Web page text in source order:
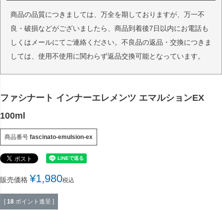
商品の品質につきましては、万全を期しておりますが、万一不
良・破損などがございましたら、商品到着後7日以内にお電話も
しくはメールにてご連絡ください。不良品の返品・交換につきま
しては、使用不使用に関わらず返品交換可能となっています。
ファシナート インナーエレメンツ エマルションEX
100ml
商品番号 fascinato-emulsion-ex
販売価格 ¥1,980税込
[ 18 ポイント進呈 ]